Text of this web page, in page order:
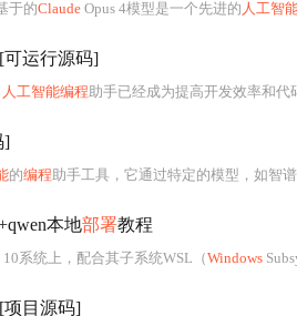
于的Claude Opus 4模型是一个先进的 人工智
可运行源码]
人工智能编程助手已经成为提高开发效率和代
]
的编程助手工具，它通过特定的模型，如智
本地部署教程
10系统上，配合其子系统WSL（Windows
目源码]